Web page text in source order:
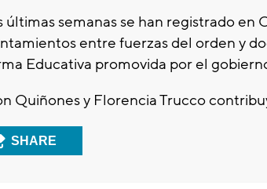
últimas semanas se han registrado en
entre fuerzas del orden y
Educativa promovida por el
Quiñones y Florencia Trucco
SHARE